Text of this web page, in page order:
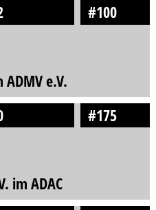
#100
e.V.
#175
im ADAC